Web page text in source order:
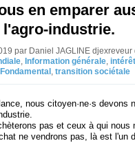
en emparer
industrie.
par Daniel JAGLINE djexreveur
, Information générale,
, transition sociétale
pas et ceux à qui nous
ne vendrons pas, là est l'un